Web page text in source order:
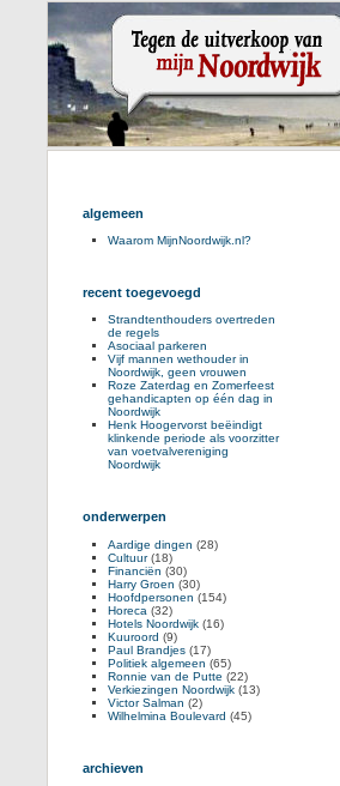
algemeen
Waarom MijnNoordwijk.nl?
recent toegevoegd
Strandtenthouders overtreden
de regels
Asociaal parkeren
Vijf mannen wethouder in
Noordwijk, geen vrouwen
Roze Zaterdag en Zomerfeest
gehandicapten op één dag in
Noordwijk
Henk Hoogervorst beëindigt
klinkende periode als voorzitter
van voetvalvereniging
Noordwijk
onderwerpen
Aardige dingen (28)
Cultuur(18)
Financiën (30)
Harry Groen (30)
Hoofdpersonen (154)
Horeca (32)
Hotels Noordwijk (16)
Kuuroord (9)
Paul Brandjes (17)
Politiek algemeen (65)
Ronnie van de Putte (22)
Verkiezingen Noordwijk (13)
Victor Salman (2)
Wilhelmina Boulevard (45)
archieven